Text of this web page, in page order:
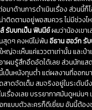
ด้านการดำเนินเรื่อง ส่วนนี้ก็โอ
าติดตามอยู่พอสมควร ไม่มีช่ว
รับบทเป็น ฟินนีย์ผมว่าน้องเขา
นสุดๆ คงหนีไม่พ้นอีธาน ฮอว์ก รั
ญ่จะเห็นแค่แววตาเท่านั้น แล
อาผมรู้สึกอึดอัดได้เลย ส่วนนัก
ป็นหนังทุนต่ำ แต่ผลงานที่ออก
าดจัดเต็ม สมจริงอยู่ในระดับ
องเลย บรรยากาศมันดูหม่นๆ
แบบตัวละครก็ดีเยี่ยม อันนี้ต้อ